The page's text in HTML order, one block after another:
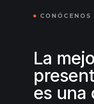
La
es una